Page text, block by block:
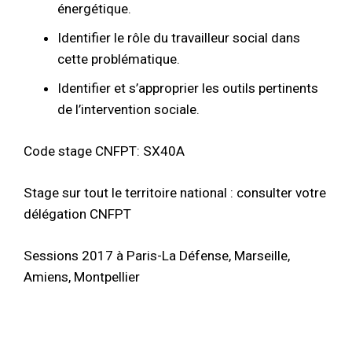
énergétique.
Identifier le rôle du travailleur social dans
cette problématique.
Identifier et s’approprier les outils pertinents
de l’intervention sociale.
Code stage CNFPT: SX40A
Stage sur tout le territoire national : consulter votre
délégation CNFPT
Sessions 2017 à Paris-La Défense, Marseille,
Amiens, Montpellier